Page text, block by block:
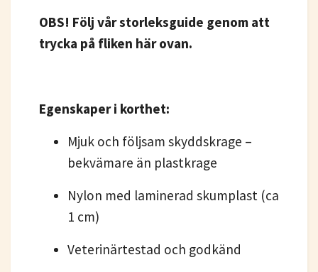
OBS! Följ vår storleksguide genom att
trycka på fliken här ovan.
Egenskaper i korthet:
Mjuk och följsam skyddskrage –
bekvämare än plastkrage
Nylon med laminerad skumplast (ca
1 cm)
Veterinärtestad och godkänd